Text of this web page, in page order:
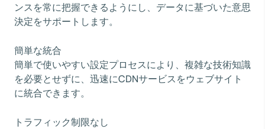
ンスを常に把握できるようにし、データに基づいた意思
決定をサポートします。
簡単な統合
簡単で使いやすい設定プロセスにより、複雑な技術知識
を必要とせずに、迅速にCDNサービスをウェブサイト
に統合できます。
トラフィック制限なし